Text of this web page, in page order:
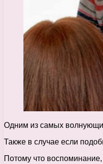
Одним из самых
Также в случае если
Потому что